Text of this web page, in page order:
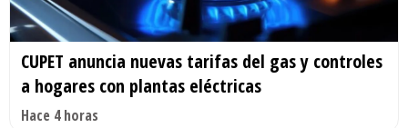
CUPET anuncia nuevas tarifas del gas y controles
a hogares con plantas eléctricas
Hace 4 horas